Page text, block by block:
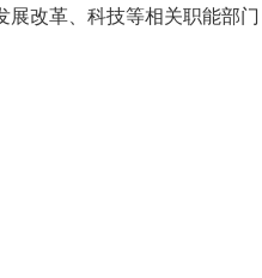
展改革、科技等相关职能部